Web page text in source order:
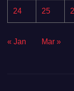
24 25
« Jan Mar »